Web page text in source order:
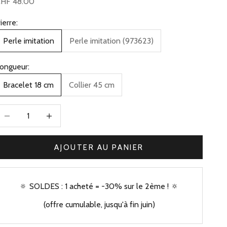
Perle imitation
Perle imitation (973623)
Bracelet 18 cm
Collier 45 cm
Diminuer la quantité
AJOUTER AU PANIER
🔅 SOLDES : 1 acheté = -30% sur le 2ème ! 🔅
(offre cumulable, jusqu'à fin juin)